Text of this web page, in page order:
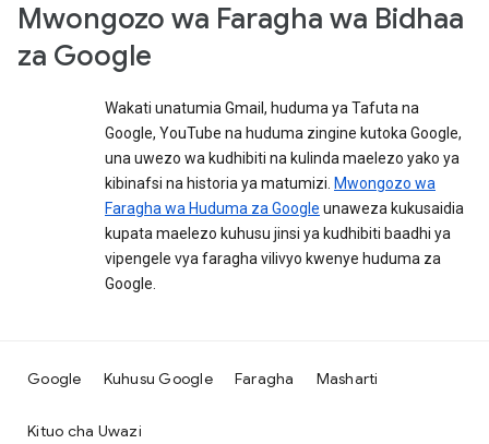
Mwongozo wa Faragha wa Bidhaa
za Google
Wakati unatumia Gmail, huduma ya Tafuta na
Google, YouTube na huduma zingine kutoka Google,
una uwezo wa kudhibiti na kulinda maelezo yako ya
kibinafsi na historia ya matumizi. Mwongozo wa
Faragha wa Huduma za Google unaweza kukusaidia
kupata maelezo kuhusu jinsi ya kudhibiti baadhi ya
vipengele vya faragha vilivyo kwenye huduma za
Google.
Google Kuhusu Google Faragha Masharti
Kituo cha Uwazi